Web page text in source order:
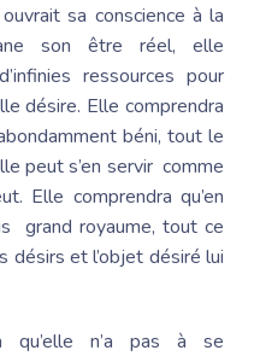
sa conscience à la
son être réel, elle
ressources pour
désire. Elle comprendra
béni, tout le
peut s’en servir comme
Elle comprendra qu’en
grand royaume, tout ce
désirs et l’objet désiré lui
qu’elle n’a pas à se